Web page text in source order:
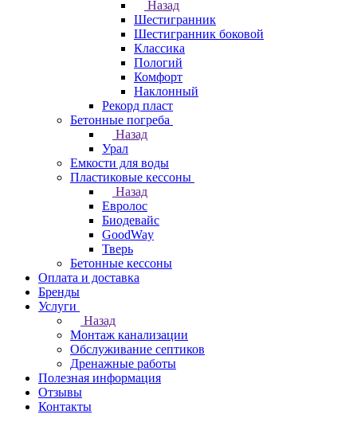
Назад
Шестигранник
Шестигранник боковой
Классика
Пологий
Комфорт
Наклонный
Рекорд пласт
Бетонные погреба
Назад
Урал
Емкости для воды
Пластиковые кессоны
Назад
Евролос
Биодевайс
GoodWay
Тверь
Бетонные кессоны
Оплата и доставка
Бренды
Услуги
Назад
Монтаж канализации
Обслуживание септиков
Дренажные работы
Полезная информация
Отзывы
Контакты